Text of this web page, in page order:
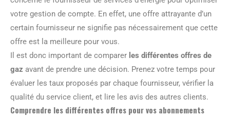
votre gestion de compte. En effet, une offre attrayante d’un
certain fournisseur ne signifie pas nécessairement que cette
offre est la meilleure pour vous.
Il est donc important de comparer les différentes offres de
gaz avant de prendre une décision. Prenez votre temps pour
évaluer les taux proposés par chaque fournisseur, vérifier la
qualité du service client, et lire les avis des autres clients.
Comprendre les différentes offres pour vos abonnements